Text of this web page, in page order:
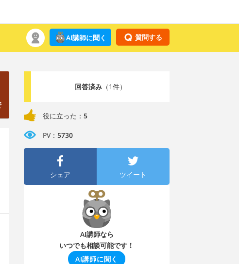
質問する
AI講師に聞く
回答済み（1件）
役に立った： 5
PV： 5730
シェア ツイート
AI講師なら
いつでも相談可能です！
AI講師に聞く